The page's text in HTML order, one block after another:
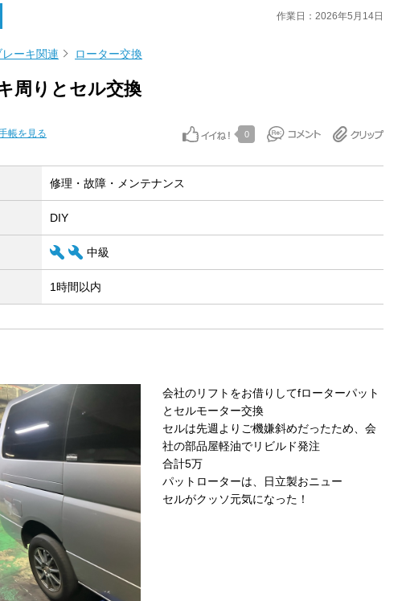
作業日：2026年5月14日
レーキ関連 ローター交換
周りとセル交換
帳を見る 0
修理・故障・メンテナンス
DIY
中級
1時間以内
会社のリフトをお借りしてfローターパット
とセルモーター交換
セルは先週よりご機嫌斜めだったため、会
社の部品屋軽油でリビルド発注
合計5万
パットローターは、日立製おニュー
セルがクッソ元気になった！